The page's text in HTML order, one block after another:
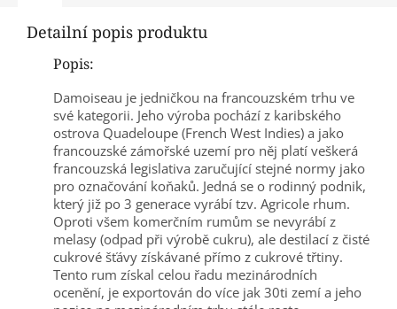
Detailní popis produktu
Popis:
Damoiseau je jedničkou na francouzském trhu ve
své kategorii. Jeho výroba pochází z karibského
ostrova Quadeloupe (French West Indies) a jako
francouzské zámořské uzemí pro něj platí veškerá
francouzská legislativa zaručující stejné normy jako
pro označování koňaků. Jedná se o rodinný podnik,
který již po 3 generace vyrábí tzv. Agricole rhum.
Oproti všem komerčním rumům se nevyrábí z
melasy (odpad při výrobě cukru), ale destilací z čisté
cukrové šťávy získávané přímo z cukrové třtiny.
Tento rum získal celou řadu mezinárodních
ocenění, je exportován do více jak 30ti zemí a jeho